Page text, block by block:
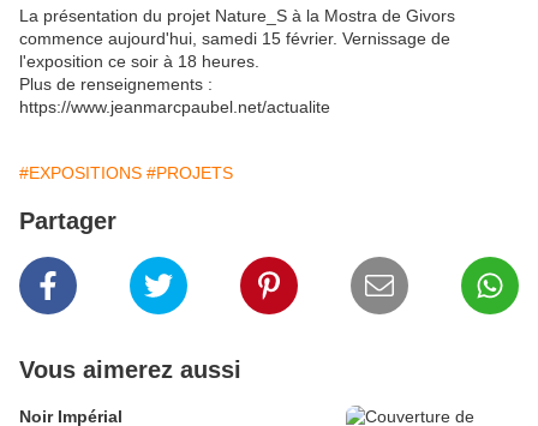
La présentation du projet Nature_S à la Mostra de Givors
commence aujourd'hui, samedi 15 février. Vernissage de
l'exposition ce soir à 18 heures.
Plus de renseignements :
https://www.jeanmarcpaubel.net/actualite
#EXPOSITIONS #PROJETS
Partager
Vous aimerez aussi
Noir Impérial